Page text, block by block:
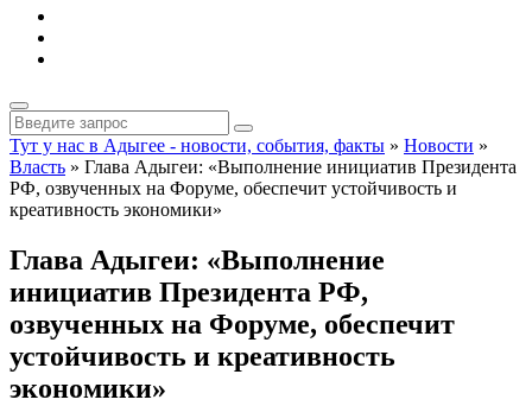
Тут у нас в Адыгее - новости, события, факты » Новости »
Власть » Глава Адыгеи: «Выполнение инициатив Президента
РФ, озвученных на Форуме, обеспечит устойчивость и
креативность экономики»
Глава Адыгеи: «Выполнение
инициатив Президента РФ,
озвученных на Форуме, обеспечит
устойчивость и креативность
экономики»